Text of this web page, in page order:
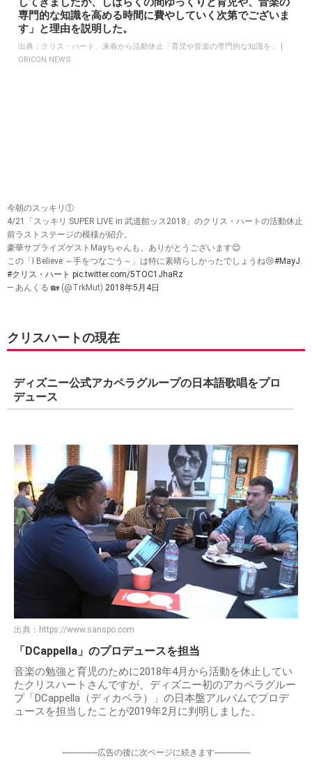
専門的な知識を高める時間に費やしていく次第でございま
す」と理由を説明した。
出典： クリス・ハート、来春から活動休止「育児や音楽の専門的な知識を」 |
ORICON NEWS
今朝のスッキリ①
4/21「スッキリ SUPER LIVE in 武道館ッス2018」のクリス・ハートの活動休止
前ラストステージの模様が紹介。
豪華サプライズゲストMayちゃんも。ありがとうございます😊
この「I Believe ～手をつなごう～」は特に素晴らしかったでしょうね😢#MayJ
#クリス・ハート pic.twitter.com/5TOC1JhaRz
— あんくる 🏡 (@TrkMut) 2018年5月4日
クリスハートの現在
ディズニー公式アカペラグループの日本語歌唱をプロ
デュース
出典： https://www.sanspo.com
「DCappella」のプロデュースを担当
音楽の勉強と育児のために2018年4月から活動を休止してい
たクリスハートさんですが、ディズニー初のアカペラグルー
プ「DCappella（ディカペラ）」の日本盤アルバムでプロデ
ュースを担当したことが2019年2月に判明しました。
-----------------広告の後に次ページに続きます-----------------